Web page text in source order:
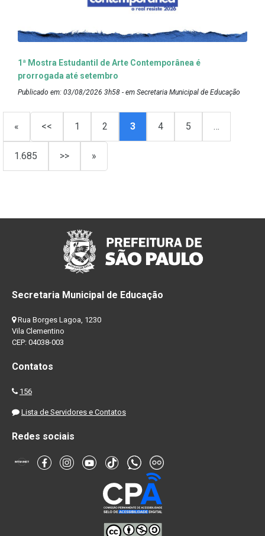
1ª Mostra Estudantil de Arte Contemporânea é
prorrogada até setembro
Publicado em: 03/08/2026 3h58 - em Secretaria Municipal de Educação
« << 1 2 3 4 5 …
1.685 >> »
Secretaria Municipal de Educação
Rua Borges Lagoa, 1230
Vila Clementino
CEP: 04038-003
Contatos
156
Lista de Servidores e Contatos
Redes sociais